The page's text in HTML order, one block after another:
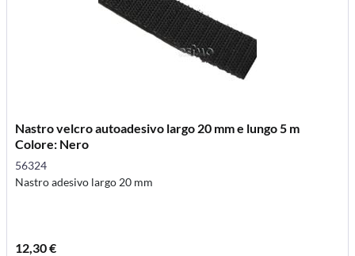
Nastro velcro autoadesivo largo 20 mm e lungo 5 m
Colore: Nero
56324
Nastro adesivo largo 20 mm
12,30 €